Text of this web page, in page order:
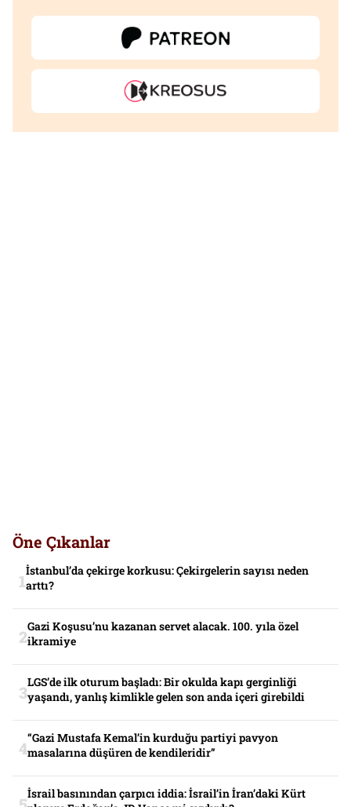
Öne Çıkanlar
İstanbul’da çekirge korkusu: Çekirgelerin sayısı neden
arttı?
Gazi Koşusu’nu kazanan servet alacak. 100. yıla özel
ikramiye
LGS’de ilk oturum başladı: Bir okulda kapı gerginliği
yaşandı, yanlış kimlikle gelen son anda içeri girebildi
“Gazi Mustafa Kemal’in kurduğu partiyi pavyon
masalarına düşüren de kendileridir”
İsrail basınından çarpıcı iddia: İsrail’in İran’daki Kürt